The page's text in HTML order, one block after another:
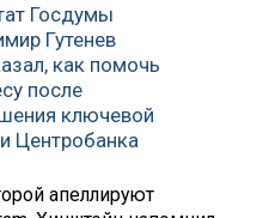
Госдумы
Гутенев
как помочь
после
ключевой
Центробанка
апеллируют